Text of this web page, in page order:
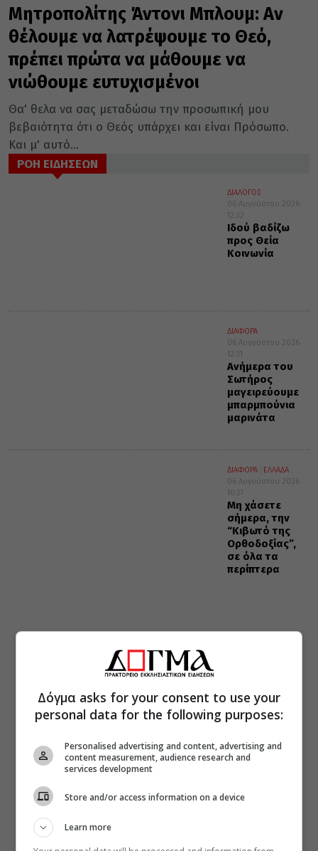
Μητροπολίτης Άντονι Μπλουμ: Αν
θέλουμε να λατρέψουμε το Θεό,
πρέπει πρώτα να μάθουμε να
νιώθουμε ευτυχισμένοι
Θα' θελα να σας μεταδώσω την προσωπική μου
βεβαιότητα ότι ο Θεός υπάρχει και είναι Πρόσωπο.
Και μ' αυτό...
ΡΟΗ ΕΙΔΗΣΕΩΝ
ΔΙΑΛΟΓΟΣ
06 Αυγούστου 2026
12:32
Ιδού βαδίζω
προς Θεία
Κοινωνία
ΔΙΑΦΟΡΑ
06 Αυγούστου 2026
12:31
Ανήμερα του
Σωτήρος
μαγειρεύουμε
μπαρμπούνια
μαρινάτα
ΔΙΑΦΟΡΑ
ΕΛΛΑΔΑ
06 Αυγούστου 2026
10:27
Μη χάσετε
σήμερα, την
“Κιβωτό της
Ορθοδοξίας”,
σε όλα τα
περίπτερα
Δόγμα asks for your consent to use your
personal data for the following purposes:
Personalised advertising and content, advertising and
content measurement, audience research and
services development
Store and/or access information on a device
Learn more